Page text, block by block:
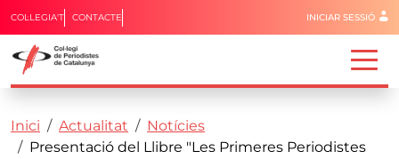
Vés al contingut
Capçalera
COL·LEGIA'T CONTACTE Menú del
INICIAR SESSIÓ
Fil d'ariadna
Inici Actualitat
Notícies
Presentació del Llibre "Les Primeres Periodistes